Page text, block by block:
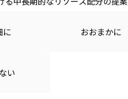
に おおまかに
い